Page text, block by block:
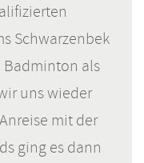
Schwarzenbek
als
uns wieder
mit der
ging es dann